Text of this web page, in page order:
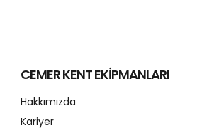
CEMER KENT EKİPMANLARI
Hakkımızda
Kariyer